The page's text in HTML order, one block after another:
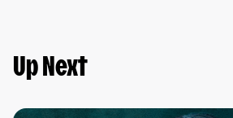
Up Next